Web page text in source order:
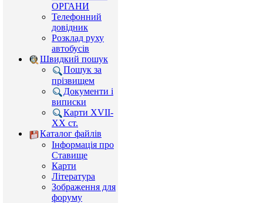
ОРГАНИ
Телефонний
довідник
Розклад руху
автобусів
Швидкий пошук
Пошук за
прізвищем
Документи і
виписки
Карти XVII-
XX ст.
Каталог файлів
Інформація про
Ставище
Карти
Література
Зображення для
форуму